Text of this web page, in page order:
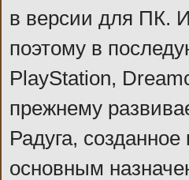
в версии для ПК.
поэтому в
PlayStation,
прежнему
Радуга,
основным